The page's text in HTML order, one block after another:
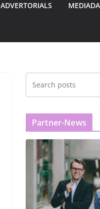
ADVERTORIALS
Partner-News